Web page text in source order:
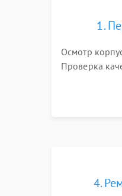
1.
Осмотр
Проверка
натяжения
4.